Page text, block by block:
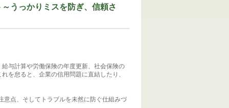
うっかりミスを防ぎ、信頼さ
与計算や労働保険の年度更新、社会保険の
を怠ると、企業の信用問題に直結したり、
意点、そしてトラブルを未然に防ぐ仕組みづ